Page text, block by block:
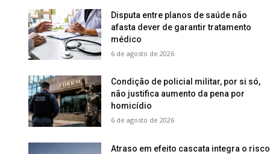
Disputa entre planos de saúde não
afasta dever de garantir tratamento
médico
6 de agosto de 2026
Condição de policial militar, por si só,
não justifica aumento da pena por
homicídio
6 de agosto de 2026
Atraso em efeito cascata integra o risco